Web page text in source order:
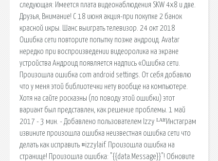
следующая: Имеется плата видеонаблюдения SKW 4x8 и две.
Друзья, Внимание! С 18 июня акция-при покупке 2 банок
красной икры. Шанс выиграть телевизор. 24 окт 2018
Ошибка сети повторите попытку позже андроид. Avatar
нередко при воспроизведении видеоролика на экране
устройства Андроид появляется надпись «Ошибка сети.
Произошла ошибка com android settings. От себя добавлю
что у меня этой библиотечки нету вообще на компьютере.
Хотя на сайте росказны (по поводу этой ошибки) этот
вариант был представлен, как решение проблемы. 1 май
2017 - 3 мин. - Добавлено пользователем Izzy ᴸᴬᴵᶠИнстаграм
извините произошла ошибка неизвестная ошибка сети что
делать как исправить #izzylaif. Произошла ошибка на
странице! Произошла ошибка: "{{data.Message}}"! Обновите